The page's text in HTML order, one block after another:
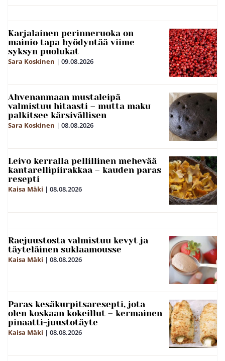
Karjalainen perinneruoka on
mainio tapa hyödyntää viime
syksyn puolukat
Sara Koskinen | 09.08.2026
Ahvenanmaan mustaleipä
valmistuu hitaasti – mutta maku
palkitsee kärsivällisen
Sara Koskinen | 08.08.2026
Leivo kerralla pellillinen mehevää
kantarellipiirakkaa – kauden paras
resepti
Kaisa Mäki | 08.08.2026
Raejuustosta valmistuu kevyt ja
täyteläinen suklaamousse
Kaisa Mäki | 08.08.2026
Paras kesäkurpitsaresepti, jota
olen koskaan kokeillut – kermainen
pinaatti-juustotäyte
Kaisa Mäki | 08.08.2026